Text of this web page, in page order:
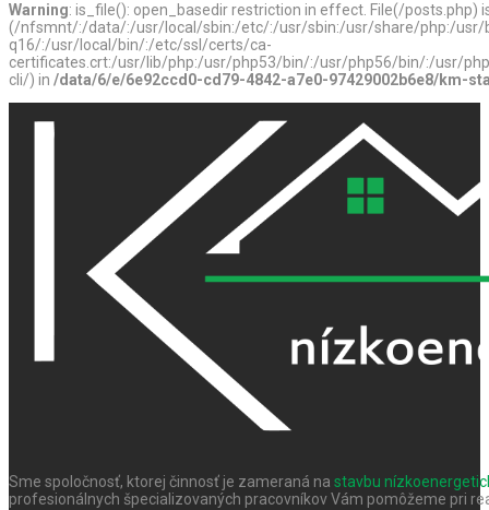
Warning: is_file(): open_basedir restriction in effect. File(/posts.php)
(/nfsmnt/:/data/:/usr/local/sbin:/etc/:/usr/sbin:/usr/share/php:/
q16/:/usr/local/bin/:/etc/ssl/certs/ca-
certificates.crt:/usr/lib/php:/usr/php53/bin/:/usr/php56/bin/:/usr/
cli/) in /data/6/e/6e92ccd0-cd79-4842-a7e0-97429002b6e8/km-
Sme spoločnosť, ktorej činnosť je zameraná na stavbu
profesionálnych špecializovaných pracovníkov Vám pomôžeme pri